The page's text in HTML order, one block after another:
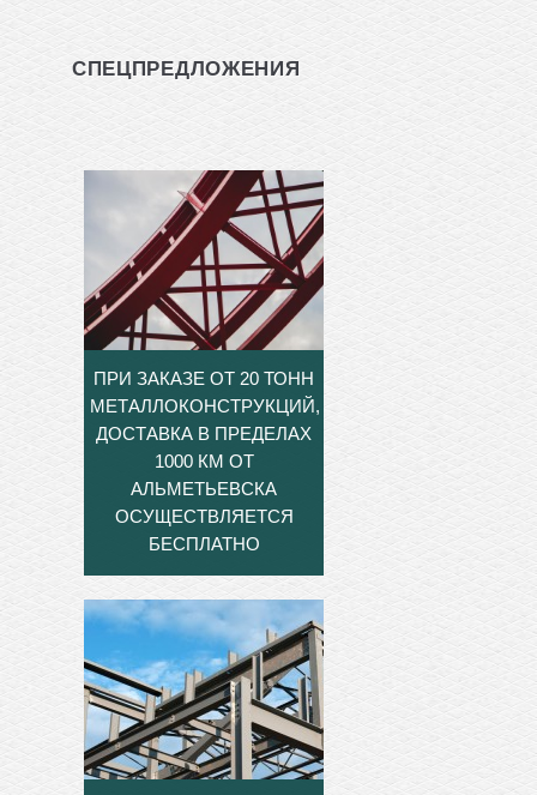
СПЕЦПРЕДЛОЖЕНИЯ
ПРИ ЗАКАЗЕ ОТ 20 ТОНН
МЕТАЛЛОКОНСТРУКЦИЙ,
ДОСТАВКА В ПРЕДЕЛАХ
1000 КМ ОТ
АЛЬМЕТЬЕВСКА
ОСУЩЕСТВЛЯЕТСЯ
БЕСПЛАТНО